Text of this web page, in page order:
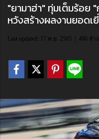
"ยามาฮ่า" ทุ่มเต็มร้อย
หวังสร้างผลงานยอดเ
Last updated: 17 พ.ย. 2565 496 จำ